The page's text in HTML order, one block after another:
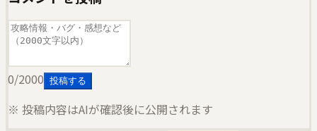
0/2000 投稿する
※ 投稿内容はAIが確認後に公開されます